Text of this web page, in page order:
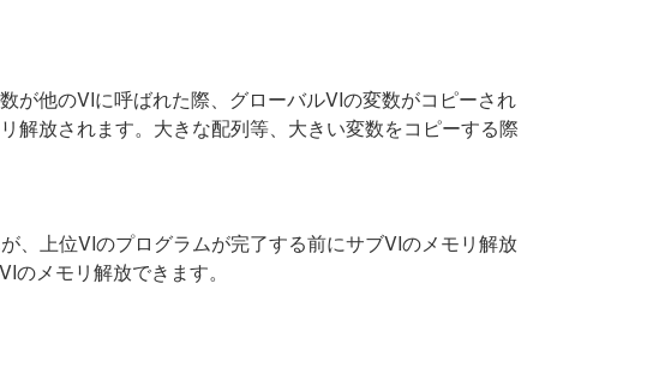
が他のVIに呼ばれた際、グローバルVIの変数がコピーされ
解放されます。大きな配列等、大きい変数をコピーする際
、上位VIのプログラムが完了する前にサブVIのメモリ解放
メモリ解放できます。